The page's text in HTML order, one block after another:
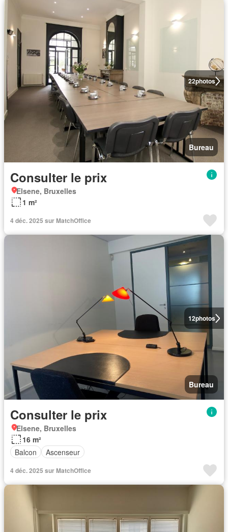
22photos
Bureau
Consulter le prix
Elsene, Bruxelles
1 m²
4 déc. 2025 sur MatchOffice
12photos
Bureau
Consulter le prix
Elsene, Bruxelles
16 m²
Balcon
Ascenseur
4 déc. 2025 sur MatchOffice